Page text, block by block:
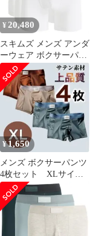
¥ 20,480
スキムズ メンズ アンダ
ーウェア ボクサーパン
ツ コットン SKIMS
Cotton Boxer Brief 5
3Pack Chalk チョーク
¥1,650
メンズ ボクサーパンツ
4枚セット XLサイ
ズ グリーン 無地
光沢 LL